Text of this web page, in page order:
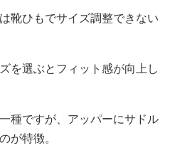
靴ひもでサイズ調整できない
を選ぶとフィット感が向上し
種ですが、アッパーにサドル
が特徴。